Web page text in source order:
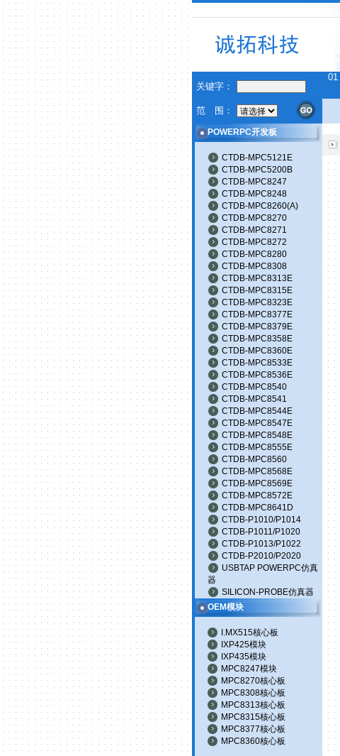
关键字：
范 围：
01
POWERPC开发板
CTDB-MPC5121E
CTDB-MPC5200B
CTDB-MPC8247
CTDB-MPC8248
CTDB-MPC8260(A)
CTDB-MPC8270
CTDB-MPC8271
CTDB-MPC8272
CTDB-MPC8280
CTDB-MPC8308
CTDB-MPC8313E
CTDB-MPC8315E
CTDB-MPC8323E
CTDB-MPC8377E
CTDB-MPC8379E
CTDB-MPC8358E
CTDB-MPC8360E
CTDB-MPC8533E
CTDB-MPC8536E
CTDB-MPC8540
CTDB-MPC8541
CTDB-MPC8544E
CTDB-MPC8547E
CTDB-MPC8548E
CTDB-MPC8555E
CTDB-MPC8560
CTDB-MPC8568E
CTDB-MPC8569E
CTDB-MPC8572E
CTDB-MPC8641D
CTDB-P1010/P1014
CTDB-P1011/P1020
CTDB-P1013/P1022
CTDB-P2010/P2020
USBTAP POWERPC仿真
器
SILICON-PROBE仿真器
OEM模块
I.MX515核心板
IXP425模块
IXP435模块
MPC8247模块
MPC8270核心板
MPC8308核心板
MPC8313核心板
MPC8315核心板
MPC8377核心板
MPC8360核心板